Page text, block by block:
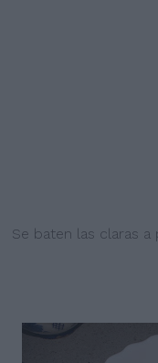
Se baten las claras